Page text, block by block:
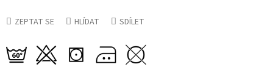
ZEPTAT SE HLÍDAT SDÍLET